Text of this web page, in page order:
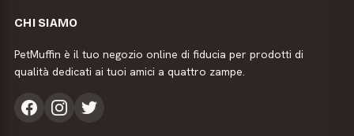
CHI SIAMO
PetMuffin è il tuo negozio online di fiducia per prodotti di
qualità dedicati ai tuoi amici a quattro zampe.